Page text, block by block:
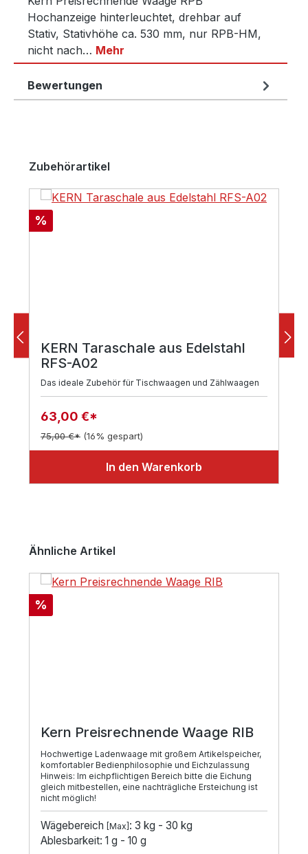
Hochanzeige hinterleuchtet, drehbar auf
Stativ, Stativhöhe ca. 530 mm, nur RPB-HM,
nicht nach… Mehr
Bewertungen
Produktgalerie überspringen
Zubehörartikel
Rabatt
%
KERN Taraschale aus Edelstahl
RFS-A02
Das ideale Zubehör für Tischwaagen und Zählwaagen
63,00 €*
75,00 €* (16% gespart)
In den Warenkorb
Produktgalerie überspringen
Ähnliche Artikel
Rabatt
%
Kern Preisrechnende Waage RIB
Hochwertige Ladenwaage mit großem Artikelspeicher,
komfortabler Bedienphilosophie und Eichzulassung
Hinweis: Im eichpflichtigen Bereich bitte die Eichung
gleich mitbestellen, eine nachträgliche Ersteichung ist
nicht möglich!
Wägebereich [Max] : 3 kg - 30 kg
Ablesbarkeit: 1 g - 10 g